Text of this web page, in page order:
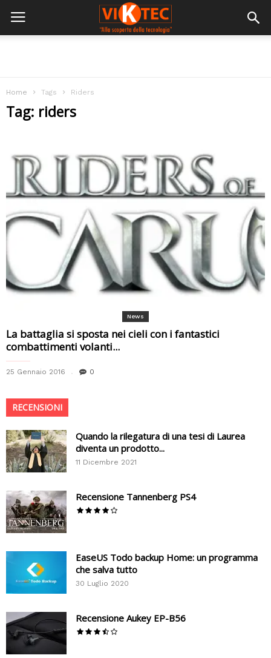
Home Tags Riders
Tag: riders
News
La battaglia si sposta nei cieli con i fantastici
combattimenti volanti...
25 Gennaio 2016 0
RECENSIONI
Quando la rilegatura di una tesi di Laurea
diventa un prodotto...
11 Dicembre 2021
Recensione Tannenberg PS4
EaseUS Todo backup Home: un programma
che salva tutto
30 Luglio 2020
Recensione Aukey EP-B56